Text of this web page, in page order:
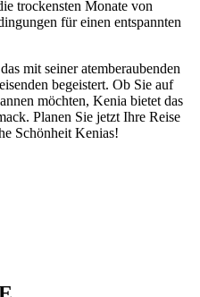
trockensten Monate von
für einen entspannten
mit seiner atemberaubenden
begeistert. Ob Sie auf
möchten, Kenia bietet das
Planen Sie jetzt Ihre Reise
Schönheit Kenias!